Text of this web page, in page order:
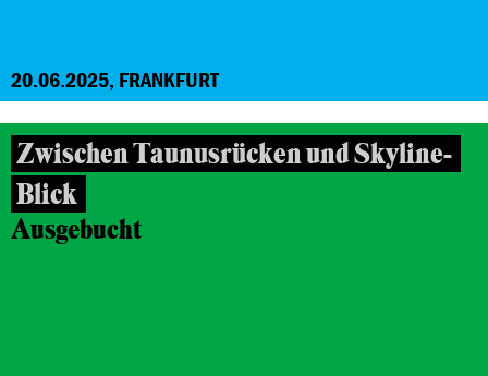
20.06.2025, FRANKFURT
Zwischen Taunusrücken und Skyline-
Blick
Ausgebucht